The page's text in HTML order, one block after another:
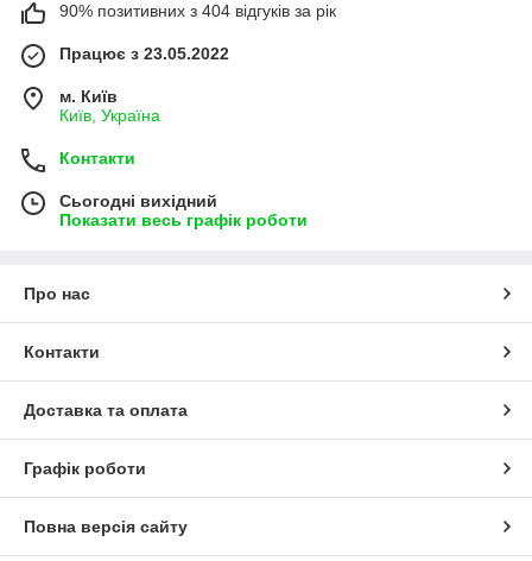
90% позитивних з 404 відгуків за рік
Працює з 23.05.2022
м. Київ
Київ, Україна
Контакти
Сьогодні вихідний
Показати весь графік роботи
Про нас
Контакти
Доставка та оплата
Графік роботи
Повна версія сайту